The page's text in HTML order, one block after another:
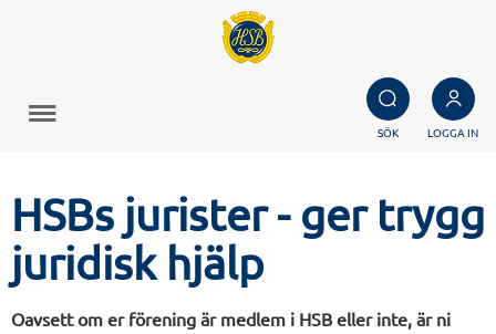
SÖK LOGGA IN
HSBs jurister - ger trygg
juridisk hjälp
Oavsett om er förening är medlem i HSB eller inte, är ni